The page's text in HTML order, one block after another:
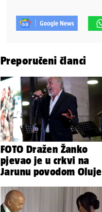
Preporučeni članci
FOTO Dražen Žanko
pjevao je u crkvi na
Jarunu povodom
nastup